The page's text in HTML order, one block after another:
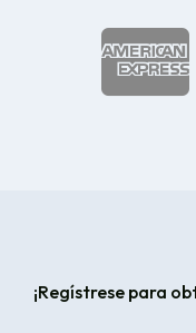

¡Regístrese para